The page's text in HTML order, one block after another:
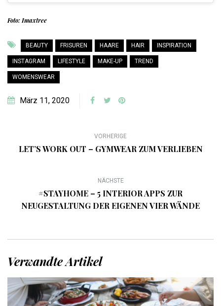
Foto: Imaxtree
BEAUTY FRISUREN HAARE HAIR INSPIRATION
INSTAGRAM LIFESTYLE MAKE-UP TREND
WOMENSWEAR
März 11, 2020
VORHERIGE
LET’S WORK OUT – GYMWEAR ZUM VERLIEBEN
NÄCHSTE
#STAYHOME – 5 INTERIOR APPS ZUR
NEUGESTALTUNG DER EIGENEN VIER WÄNDE
Verwandte Artikel